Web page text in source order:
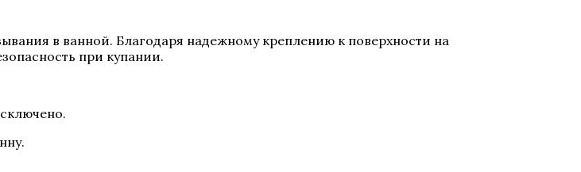
в ванной. Благодаря надежному креплению к поверхности на
при купании.